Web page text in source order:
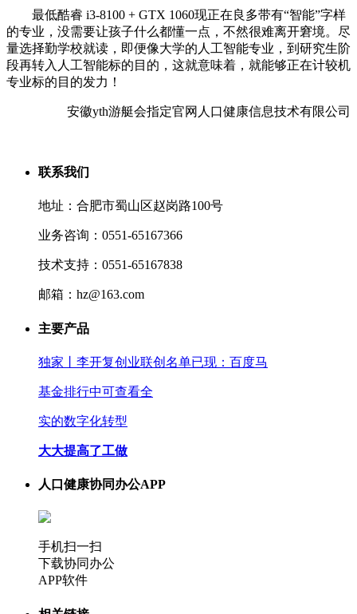
最低酷睿 i3-8100 + GTX 1060现正在良多带有“智能”字样
的专业，没需要让孩子什么都懂一点，不然很难离开窘境。尽
量选择勤学校就读，即便像大学的人工智能专业，到研究生阶
段再转入人工智能标的目的，这就意味着，就能够正在计较机
专业标的目的发力！
安徽yth游艇会指定官网人口健康信息技术有限公司
联系我们
地址：合肥市蜀山区赵岗路100号
业务咨询：0551-65167366
技术支持：0551-65167838
邮箱：hz@163.com
主要产品
独家丨李开复创业联创名单已现：百度马
基金排行中可查看全
实的数字化转型
大大提高了工做
人口健康协同办公APP
手机扫一扫
下载协同办公
APP软件